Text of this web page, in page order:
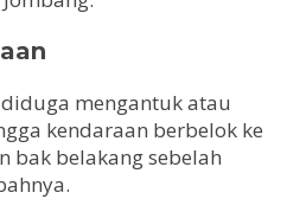
mengantuk atau
kendaraan berbelok ke
bak belakang sebelah